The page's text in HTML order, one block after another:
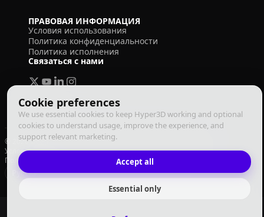
Cookie preferences
We use essential cookies to keep Hyper3D working and optional
cookies to understand usage, improve the experience, and
support relevant marketing.
Accept all
Essential only
ПРАВОВАЯ ИНФОРМАЦИЯ
Условия использования
Политика конфиденциальности
Политика исполнения
Связаться с нами
© 2026 Deemos Corporation. Все права защищены
Условия использованияПолитика конфиденциальности
Политика исполнения
Русский